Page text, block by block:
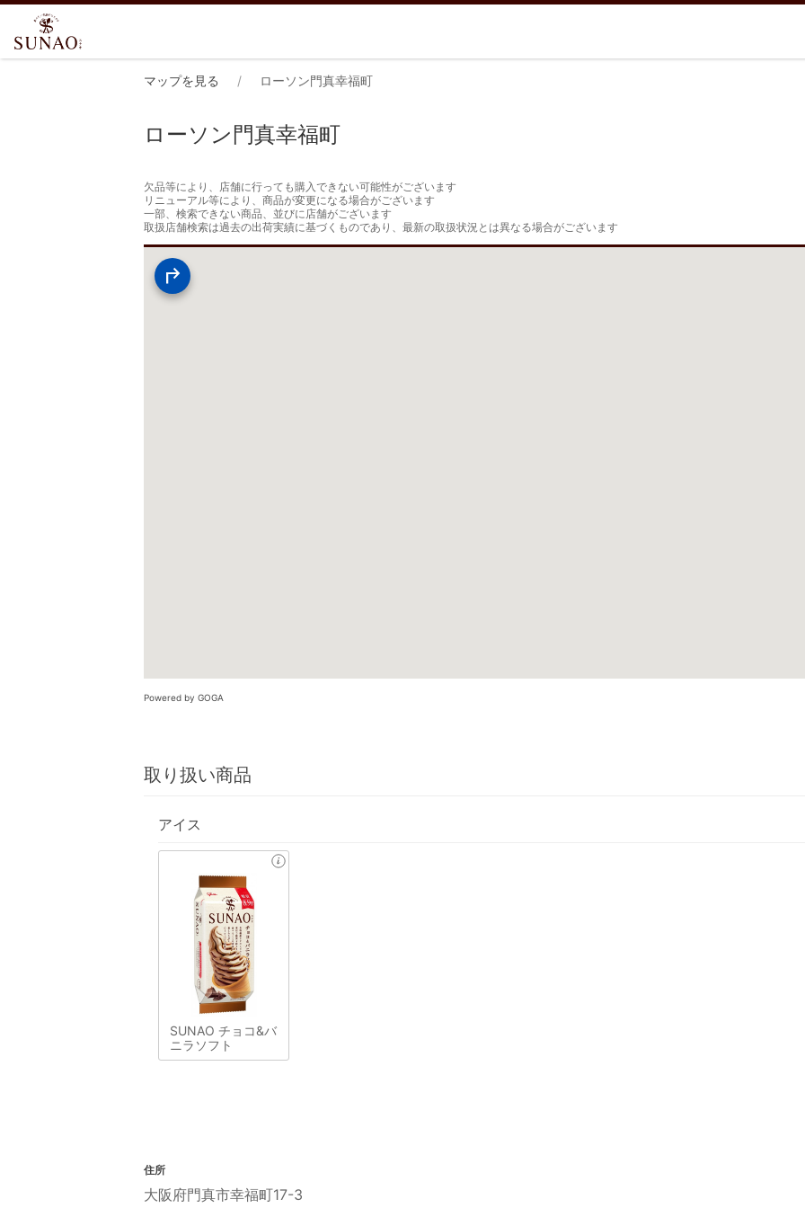
マップを見る ローソン門真幸福町
ローソン門真幸福町
欠品等により、店舗に行っても購入できない可能性がございます
リニューアル等により、商品が変更になる場合がございます
一部、検索できない商品、並びに店舗がございます
取扱店舗検索は過去の出荷実績に基づくものであり、最新の取扱状況とは異なる場合がございます
Powered by GOGA
取り扱い商品
アイス
SUNAO チョコ&バ
ニラソフト
住所
大阪府門真市幸福町17-3